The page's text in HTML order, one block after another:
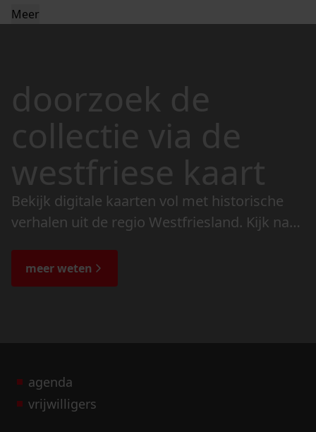
Meer
doorzoek de
collectie via de
westfriese kaart
Bekijk digitale kaarten vol met historische
verhalen uit de regio Westfriesland. Kijk naar
de bijzondere verhalen.
meer weten
agenda
vrijwilligers